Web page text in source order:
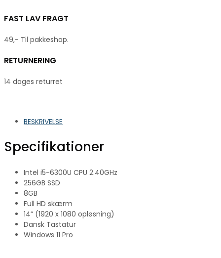
FAST LAV FRAGT
49,- Til pakkeshop.
RETURNERING
14 dages returret
BESKRIVELSE
Specifikationer
Intel i5-6300U CPU 2.40GHz
256GB SSD
8GB
Full HD skærm
14” (1920 x 1080 opløsning)
Dansk Tastatur
Windows 11 Pro